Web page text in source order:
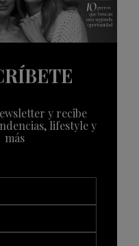
y recibe
lifestyle y
más